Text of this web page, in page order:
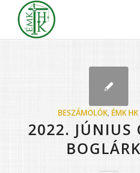
BESZÁMOLÓK, ÉMK
2022. JÚNIUS